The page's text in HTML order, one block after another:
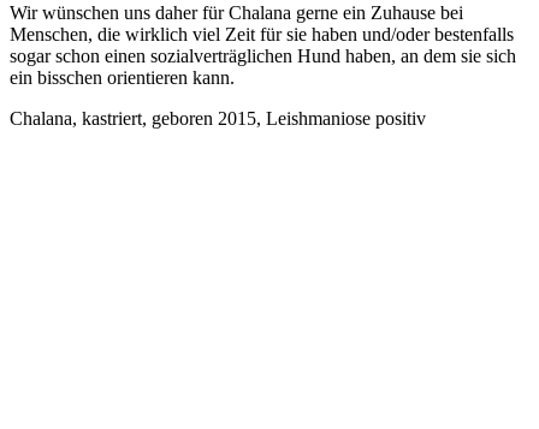
Wir wünschen uns daher für Chalana gerne ein Zuhause bei
Menschen, die wirklich viel Zeit für sie haben und/oder bestenfalls
sogar schon einen sozialverträglichen Hund haben, an dem sie sich
ein bisschen orientieren kann.
Chalana, kastriert, geboren 2015, Leishmaniose positiv